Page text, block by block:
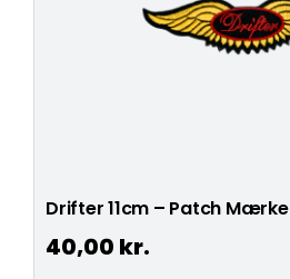
Drifter 11cm – Patch Mærke
40,00 kr.